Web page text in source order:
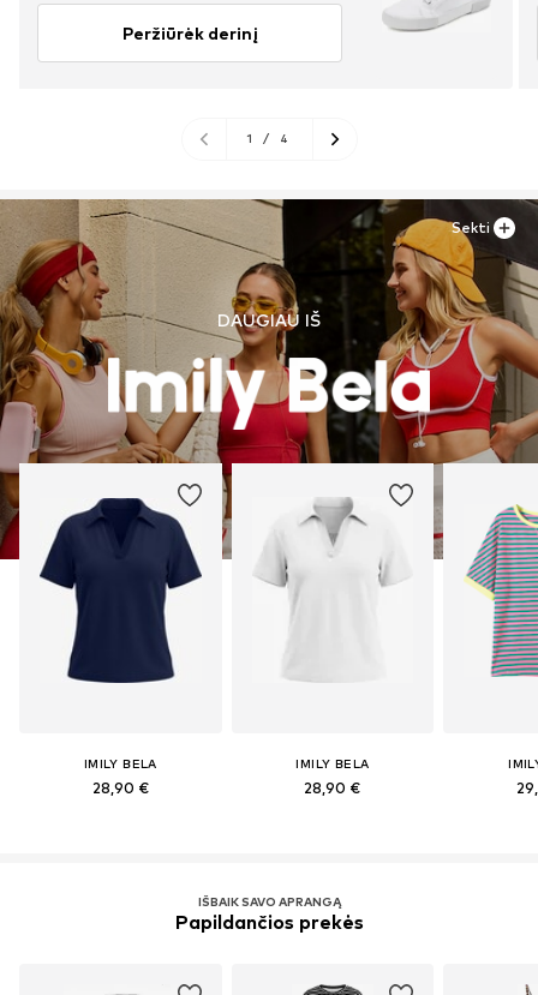
Peržiūrėk derinį
1 / 4
DAUGIAU IŠ
IMILY BELA
28,90 €
IMILY BELA
28,90 €
Sekti
IŠBAIK SAVO APRANGĄ
Papildančios prekės